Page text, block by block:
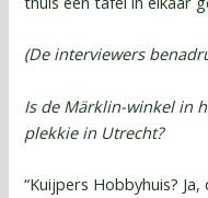
(De interviewers
Is de Märklin-winkel in
plekkie in Utrecht?
“Kuijpers Hobbyhuis?